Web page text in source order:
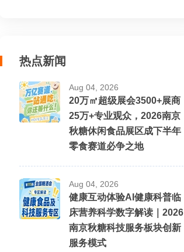
热点新闻
Aug 04, 2026
20万㎡超级展会3500+展商
25万+专业观众，2026南京
秋糖休闲食品展区成下半年
零食赛道必争之地
Aug 04, 2026
健康互动体验AI健康科普临
床营养科学数字解读｜2026
南京秋糖科技服务板块创新
服务模式